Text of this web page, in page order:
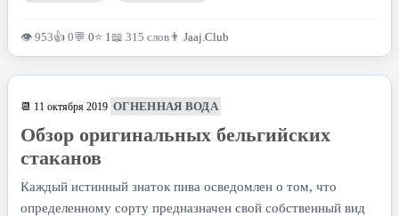
👁 953👍 0💬 0⭐ 1📖 315 слов 👨 Jaaj.Club
📆 11 октября 2019 ОГНЕННАЯ ВОДА
Обзор оригинальных бельгийских
стаканов
Каждый истинный знаток пива осведомлен о том, что
определенному сорту предназначен свой собственный вид